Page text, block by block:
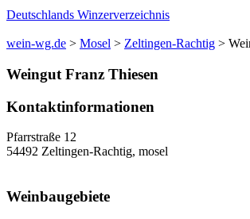
Deutschlands Winzerverzeichnis
wein-wg.de > Mosel > Zeltingen-Rachtig >
Weingut Franz Thiesen
Kontaktinformationen
Pfarrstraße 12
54492 Zeltingen-Rachtig, mosel
Weinbaugebiete